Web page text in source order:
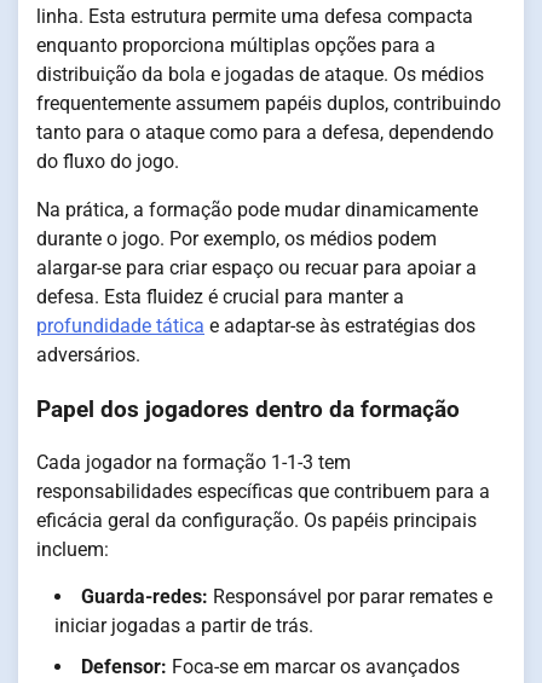
linha. Esta estrutura permite uma defesa compacta
enquanto proporciona múltiplas opções para a
distribuição da bola e jogadas de ataque. Os médios
frequentemente assumem papéis duplos, contribuindo
tanto para o ataque como para a defesa, dependendo
do fluxo do jogo.
Na prática, a formação pode mudar dinamicamente
durante o jogo. Por exemplo, os médios podem
alargar-se para criar espaço ou recuar para apoiar a
defesa. Esta fluidez é crucial para manter a
profundidade tática e adaptar-se às estratégias dos
adversários.
Papel dos jogadores dentro da formação
Cada jogador na formação 1-1-3 tem
responsabilidades específicas que contribuem para a
eficácia geral da configuração. Os papéis principais
incluem:
Guarda-redes: Responsável por parar remates e
iniciar jogadas a partir de trás.
Defensor: Foca-se em marcar os avançados